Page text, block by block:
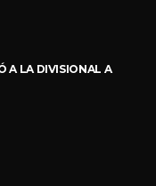
A LA DIVISIONAL A